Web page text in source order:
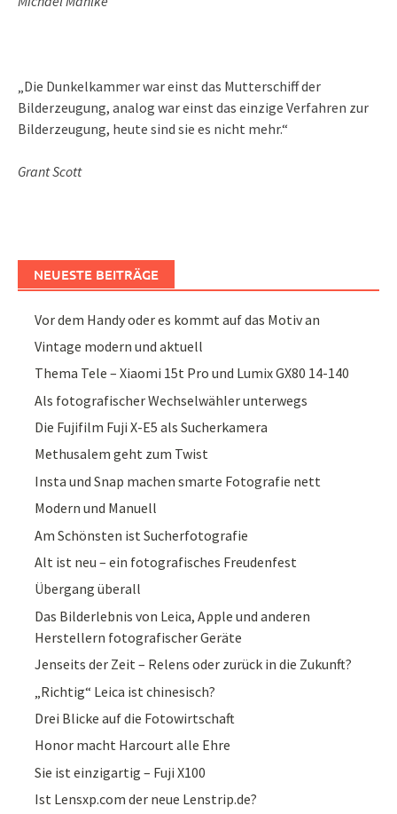
„Die Dunkelkammer war einst das Mutterschiff der
Bilderzeugung, analog war einst das einzige Verfahren zur
Bilderzeugung, heute sind sie es nicht mehr.“
Grant Scott
NEUESTE BEITRÄGE
Vor dem Handy oder es kommt auf das Motiv an
Vintage modern und aktuell
Thema Tele – Xiaomi 15t Pro und Lumix GX80 14-140
Als fotografischer Wechselwähler unterwegs
Die Fujifilm Fuji X-E5 als Sucherkamera
Methusalem geht zum Twist
Insta und Snap machen smarte Fotografie nett
Modern und Manuell
Am Schönsten ist Sucherfotografie
Alt ist neu – ein fotografisches Freudenfest
Übergang überall
Das Bilderlebnis von Leica, Apple und anderen
Herstellern fotografischer Geräte
Jenseits der Zeit – Relens oder zurück in die Zukunft?
„Richtig“ Leica ist chinesisch?
Drei Blicke auf die Fotowirtschaft
Honor macht Harcourt alle Ehre
Sie ist einzigartig – Fuji X100
Ist Lensxp.com der neue Lenstrip.de?